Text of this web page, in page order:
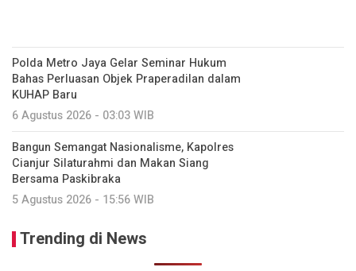
Polda Metro Jaya Gelar Seminar Hukum
Bahas Perluasan Objek Praperadilan dalam
KUHAP Baru
6 Agustus 2026 - 03:03 WIB
Bangun Semangat Nasionalisme, Kapolres
Cianjur Silaturahmi dan Makan Siang
Bersama Paskibraka
5 Agustus 2026 - 15:56 WIB
Trending di News